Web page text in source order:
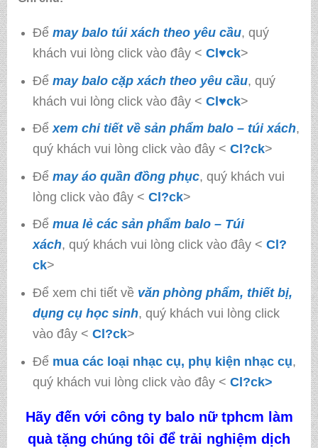
Để may balo túi xách theo yêu cầu, quý
khách vui lòng click vào đây < Cl♥ck>
Để may balo cặp xách theo yêu cầu, quý
khách vui lòng click vào đây < Cl♥ck>
Để xem chi tiết về sản phẩm balo – túi xách,
quý khách vui lòng click vào đây < Cl?ck>
Để may áo quần đồng phục, quý khách vui
lòng click vào đây < Cl?ck>
Để mua lẻ các sản phẩm balo – Túi
xách, quý khách vui lòng click vào đây < Cl?
ck>
Để xem chi tiết về văn phòng phẩm, thiết bị,
dụng cụ học sinh, quý khách vui lòng click
vào đây < Cl?ck>
Để mua các loại nhạc cụ, phụ kiện nhạc cụ,
quý khách vui lòng click vào đây < Cl?ck>
Hãy đến với công ty balo nữ tphcm làm
quà tặng chúng tôi để trải nghiệm dịch